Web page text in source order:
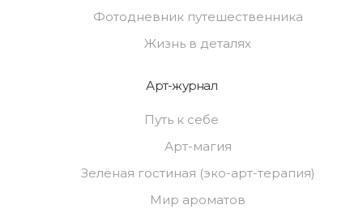
Фотодневник путешественника
Жизнь в деталях
Арт-журнал
Путь к себе
Арт-магия
Зелёная гостиная (эко-арт-терапия)
Мир ароматов